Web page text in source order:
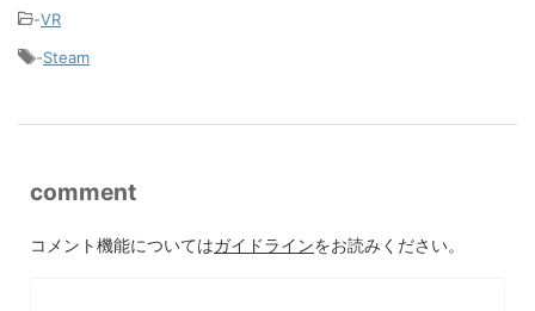
-VR
-Steam
comment
コメント機能についてはガイドラインをお読みください。